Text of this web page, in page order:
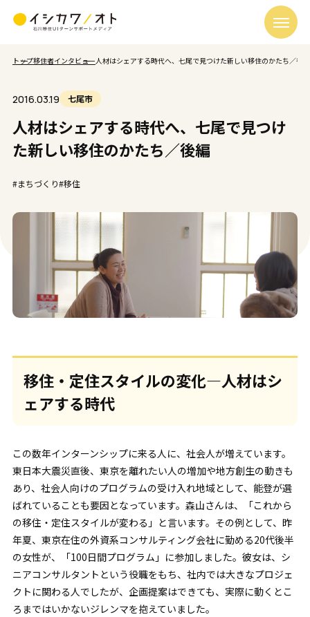
トップ移住者インタビュー人材はシェアする時代へ、七尾で見つけた新しい移住のかたち／後編
2016.03.19 七尾市
人材はシェアする時代へ、七尾で見つけ
た新しい移住のかたち／後編
#まちづくり#移住
移住・定住スタイルの変化―人材はシ
ェアする時代
この数年インターンシップに来る人に、社会人が増えています。
東日本大震災直後、東京を離れたい人の増加や地方創生の動きも
あり、社会人向けのプログラムの受け入れ地域として、能登が選
ばれていることも要因となっています。森山さんは、「これから
の移住・定住スタイルが変わる」と言います。その例として、昨
年夏、東京在住の外資系コンサルティング会社に勤める20代後半
の女性が、「100日間プログラム」に参加しました。彼女は、シ
ニアコンサルタントという役職をもち、社内では大きなプロジェ
クトに関わる人でしたが、企画提案はできても、実際に動くとこ
ろまではいかないジレンマを抱えていました。